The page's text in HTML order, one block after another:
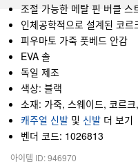
조절 가능한 메탈 핀 버클 스
인체공학적으로 설계된 코
피우마토 가죽 풋베드 안감
EVA 솔
독일 제조
색상: 블랙
소재: 가죽, 스웨이드, 코르
캐주얼 신발 및 신발 더 보기
벤더 코드: 1026813
아이템 ID: 946970